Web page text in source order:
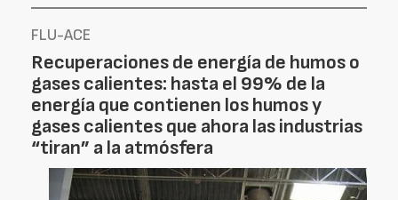
FLU-ACE
Recuperaciones de energía de humos o
gases calientes: hasta el 99% de la
energía que contienen los humos y
gases calientes que ahora las industrias
“tiran” a la atmósfera